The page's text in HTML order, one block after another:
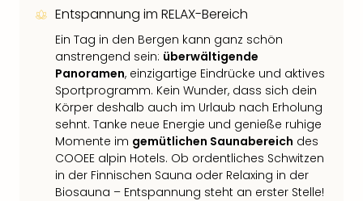
Entspannung im RELAX-Bereich
Ein Tag in den Bergen kann ganz schön
anstrengend sein: überwältigende
Panoramen, einzigartige Eindrücke und aktives
Sportprogramm. Kein Wunder, dass sich dein
Körper deshalb auch im Urlaub nach Erholung
sehnt. Tanke neue Energie und genieße ruhige
Momente im gemütlichen Saunabereich des
COOEE alpin Hotels. Ob ordentliches Schwitzen
in der Finnischen Sauna oder Relaxing in der
Biosauna – Entspannung steht an erster Stelle!